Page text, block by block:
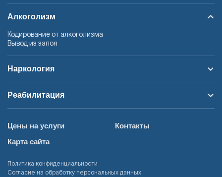
Алкоголизм
Кодирование от алкоголизма
Вывод из запоя
Наркология
Реабилитация
Цены на услуги
Контакты
Карта сайта
Политика конфиденциальности
Согласие на обработку персональных данных